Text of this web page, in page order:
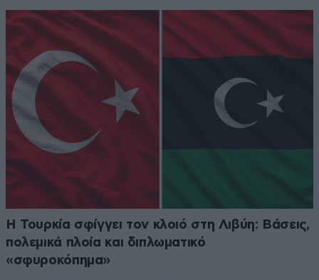
Η Τουρκία σφίγγει τον κλοιό στη Λιβύη: Βάσεις,
πολεμικά πλοία και διπλωματικό
«σφυροκόπημα»